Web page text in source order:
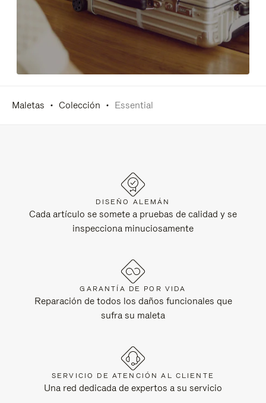
Maletas Colección Essential
DISEÑO ALEMÁN
Cada artículo se somete a pruebas de calidad y se
inspecciona minuciosamente
GARANTÍA DE POR VIDA
Reparación de todos los daños funcionales que
sufra su maleta
SERVICIO DE ATENCIÓN AL CLIENTE
Una red dedicada de expertos a su servicio